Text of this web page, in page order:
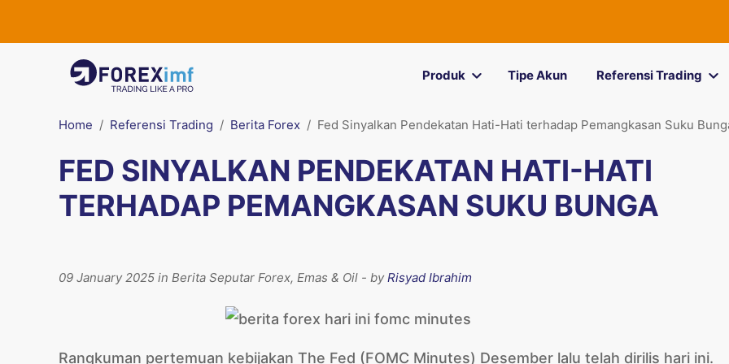
Produk Tipe Akun Referensi Trading
Home Referensi Trading Berita Forex Fed Sinyalkan Pendekatan Hati-Hati terhadap Pemangkasan Suku
FED SINYALKAN PENDEKATAN HATI-HATI
TERHADAP PEMANGKASAN SUKU BUNGA
09 January 2025 in Berita Seputar Forex, Emas & Oil - byRisyad Ibrahim
Rangkuman pertemuan kebijakan The Fed (FOMC Minutes) Desember lalu telah dirilis hari ini.